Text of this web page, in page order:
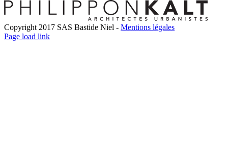
Copyright 2017 SAS Bastide Niel - Mentions légales
Facebook
Twitter
LinkedIn
Instagram
Pinterest
Page load link